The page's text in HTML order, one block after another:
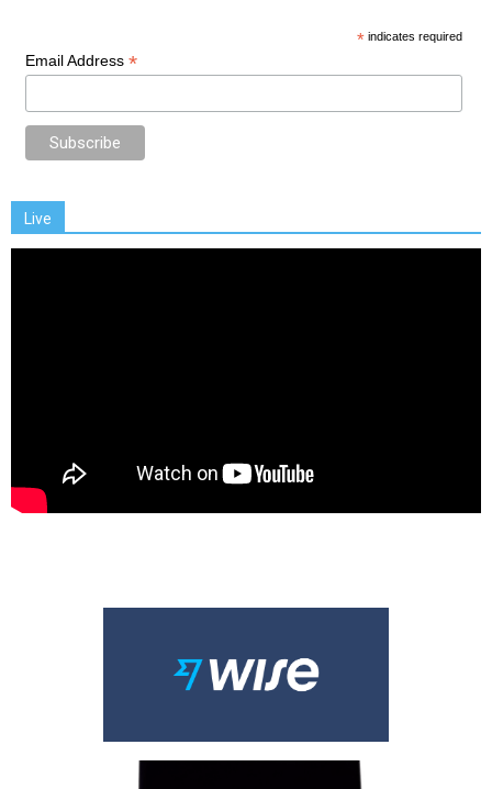
* indicates required
Email Address *
Live